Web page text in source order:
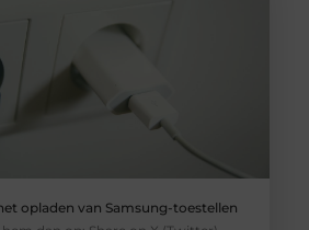
opladen van Samsung-toestellen